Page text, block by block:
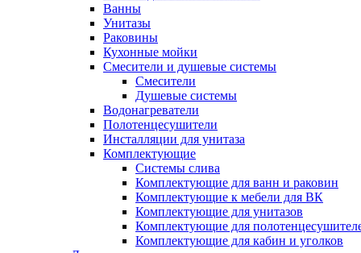
Ванны
Унитазы
Раковины
Кухонные мойки
Смесители и душевые системы
Смесители
Душевые системы
Водонагреватели
Полотенцесушители
Инсталляции для унитаза
Комплектующие
Системы слива
Комплектующие для ванн и раковин
Комплектующие к мебели для ВК
Комплектующие для унитазов
Комплектующие для
Комплектующие для кабин и уголков